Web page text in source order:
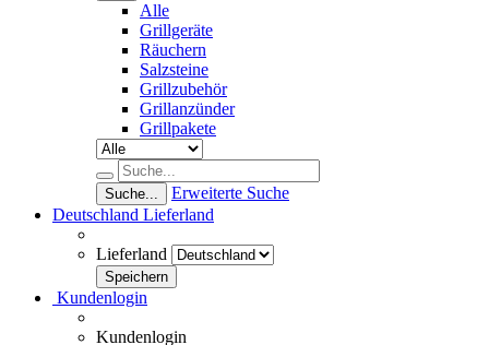
Alle
Grillgeräte
Räuchern
Salzsteine
Grillzubehör
Grillanzünder
Grillpakete
Suche...
Erweiterte Suche
Deutschland Lieferland
Lieferland
Kundenlogin
Kundenlogin